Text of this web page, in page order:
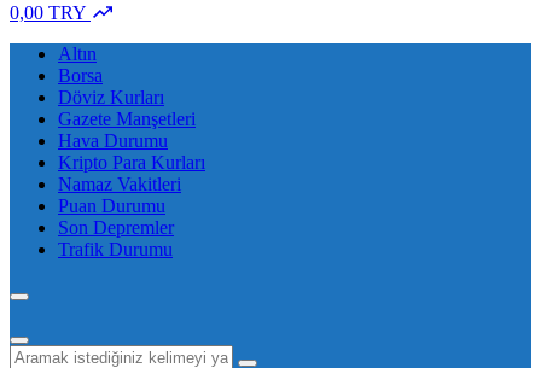
0,00 TRY
Altın
Borsa
Döviz Kurları
Gazete Manşetleri
Hava Durumu
Kripto Para Kurları
Namaz Vakitleri
Puan Durumu
Son Depremler
Trafik Durumu